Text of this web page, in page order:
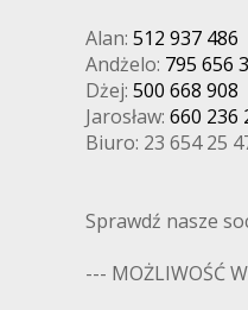
Alan: 512 937 486
Andżelo: 795 656
Dżej: 500 668 908
Jarosław: 660 236
Biuro: 23 654 25
Sprawdź nasze
--- MOŻLIWOŚĆ